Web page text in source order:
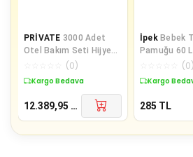
PRİVATE 3000 Adet
Otel Bakım Seti Hijyen
(0)
Kargo Bedava
12.389,95 TL
İpek Bebek
Pamuğu 60 Lı +
Kulak Çöp 60
(0)
Kargo
285 TL